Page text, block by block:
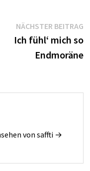
NÄCHSTER BEITRAG
Ich fühl‘ mich so
Endmoräne
von saffti →